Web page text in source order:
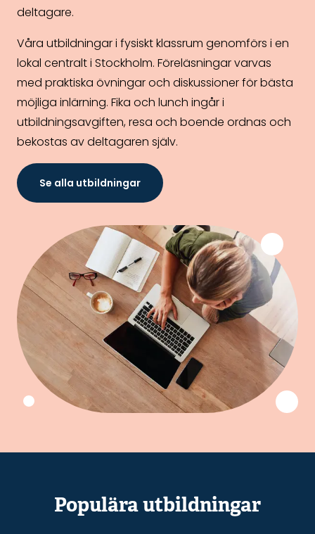
deltagare.
Våra utbildningar i fysiskt klassrum genomförs i en
lokal centralt i Stockholm. Föreläsningar varvas
med praktiska övningar och diskussioner för bästa
möjliga inlärning. Fika och lunch ingår i
utbildningsavgiften, resa och boende ordnas och
bekostas av deltagaren själv.
Se alla utbildningar
Populära utbildningar